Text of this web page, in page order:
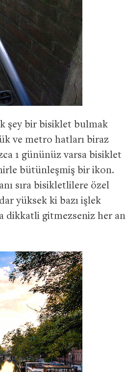
şey bir bisiklet bulmak
ve metro hatları biraz
1 gününüz varsa bisiklet
bütünleşmiş bir ikon.
sıra bisikletlilere özel
yüksek ki bazı işlek
dikkatli gitmezseniz her an